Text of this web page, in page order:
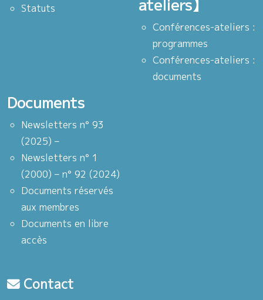
Statuts
ateliers】
Conférences-ateliers :
programmes
Conférences-ateliers :
documents
Documents
Newsletters n° 93
(2025) –
Newsletters n° 1
(2000) – n° 92 (2024)
Documents réservés
aux membres
Documents en libre
accès
Contact